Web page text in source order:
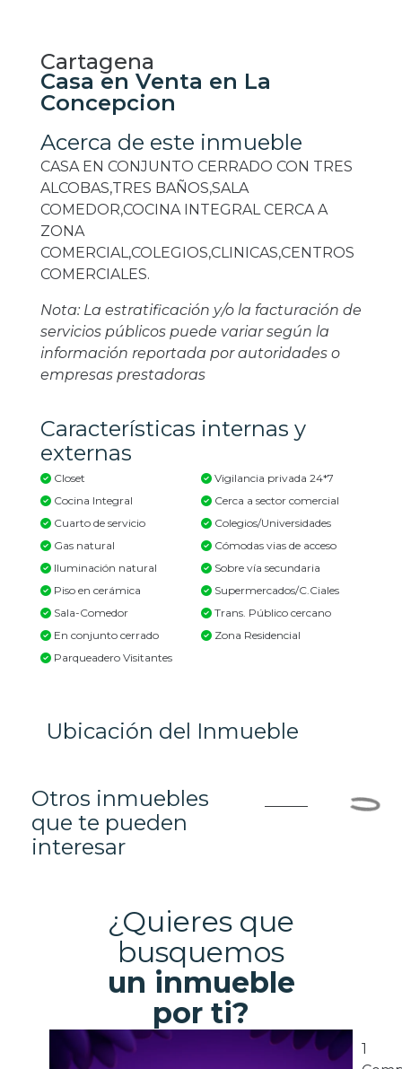
Cartagena
Casa en Venta en La
Concepcion
Acerca de este inmueble
CASA EN CONJUNTO CERRADO CON TRES
ALCOBAS,TRES BAÑOS,SALA
COMEDOR,COCINA INTEGRAL CERCA A
ZONA
COMERCIAL,COLEGIOS,CLINICAS,CENTROS
COMERCIALES.
Nota: La estratificación y/o la facturación de
servicios públicos puede variar según la
información reportada por autoridades o
empresas prestadoras
Características internas y
externas
Closet
Cocina Integral
Cuarto de servicio
Gas natural
Iluminación natural
Piso en cerámica
Sala-Comedor
En conjunto cerrado
Parqueadero Visitantes
Vigilancia privada 24*7
Cerca a sector comercial
Colegios/Universidades
Cómodas vias de acceso
Sobre vía secundaria
Supermercados/C.Ciales
Trans. Público cercano
Zona Residencial
Ubicación del Inmueble
Otros inmuebles
que te pueden
interesar
¿Quieres que
busquemos
un inmueble
por ti?
1